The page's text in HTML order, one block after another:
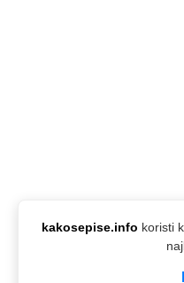
kakosepise.info koristi